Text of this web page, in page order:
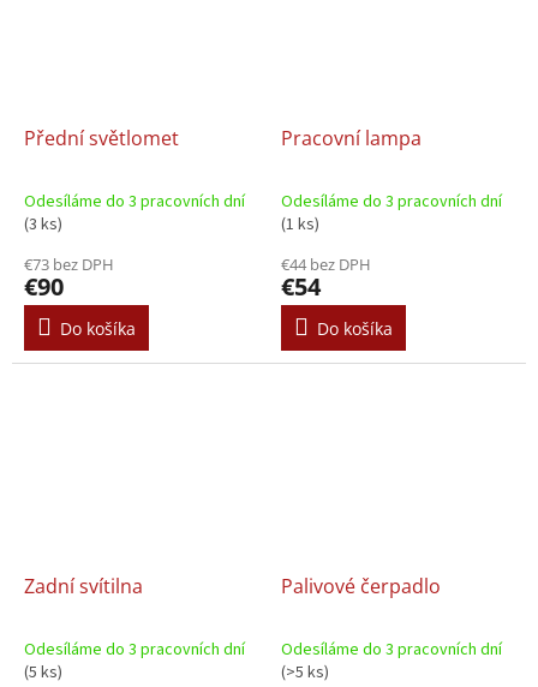
Přední světlomet
Odesíláme do 3 pracovních dní
(3 ks)
€73 bez DPH
€90
Do košíka
Pracovní lampa
Odesíláme do 3 pracovních dní
(1 ks)
€44 bez DPH
€54
Do košíka
Zadní svítilna
Odesíláme do 3 pracovních dní
(5 ks)
Palivové čerpadlo
Odesíláme do 3 pracovních dní
(>5 ks)